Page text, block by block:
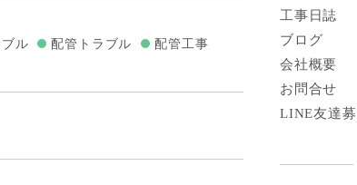
ル 配管トラブル 配管工事
工事日誌
ブログ
会社概要
お問合せ
LINE友達